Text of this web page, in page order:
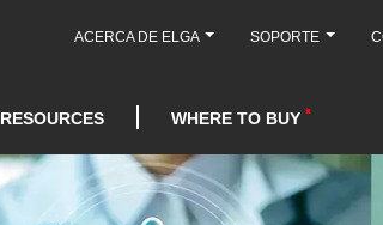
ACERCA DE ELGA SOPORTE
RESOURCES WHERE TO BUY